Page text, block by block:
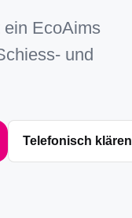
EcoAims
und
Telefonisch klären